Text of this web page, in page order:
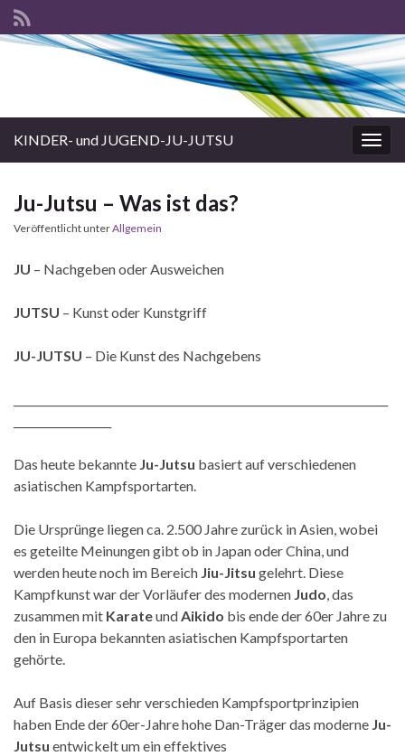
KINDER- und JUGEND-JU-JUTSU
Ju-Jutsu – Was ist das?
Veröffentlicht unterAllgemein
JU – Nachgeben oder Ausweichen
JUTSU – Kunst oder Kunstgriff
JU-JUTSU – Die Kunst des Nachgebens
Das heute bekannte Ju-Jutsu basiert auf verschiedenen
asiatischen Kampfsportarten.
Die Ursprünge liegen ca. 2.500 Jahre zurück in Asien, wobei
es geteilte Meinungen gibt ob in Japan oder China, und
werden heute noch im Bereich Jiu-Jitsu gelehrt. Diese
Kampfkunst war der Vorläufer des modernen Judo, das
zusammen mit KarateundAikido bis ende der 60er Jahre zu
den in Europa bekannten asiatischen Kampfsportarten
gehörte.
Auf Basis dieser sehr verschieden Kampfsportprinzipien
haben Ende der 60er-Jahre hohe Dan-Träger das moderne Ju-
Jutsu entwickelt um ein effektives